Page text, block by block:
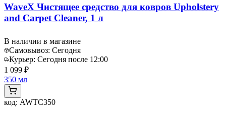
WaveX Чистящее средство для ковров Upholstery
and Carpet Cleaner, 1 л
В наличии в магазине
Самовывоз: Сегодня
Курьер: Сегодня после 12:00
1 099 ₽
350 мл
код: AWTC350